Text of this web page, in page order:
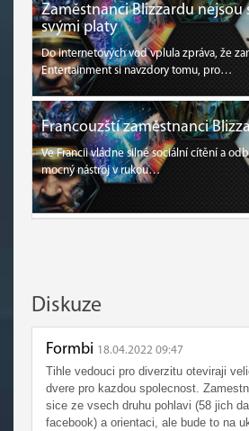
Zaměstnanci Blizzardu nejsou
svými platy
Do internetových vod vplula zpráva, že
Entertainment si navzdory tomu, pro…
Francouzští zaměstnanci
Ve Francii vládne silné sociální cítění a
mocný nástroj v rukou…
Diskuze
Formbi 18.04.2022 09:47
Tihle vedouci pro diverzitu oteviraji
dvere pro kazdou spolecnost.
sice ze vsech druhu pohlavi (58 jich
facebook) a orientaci, ale bude to na